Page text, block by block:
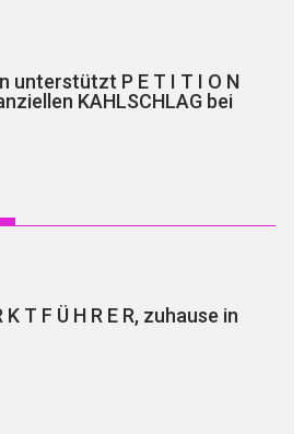
unterstützt P E T I T I O N
KAHLSCHLAG bei
K T F Ü H R E R, zuhause in